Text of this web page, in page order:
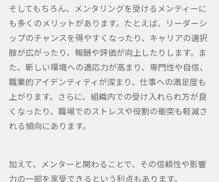
そしてもちろん、メンタリングを受けるメンティーに
も多くのメリットがあります。たとえば、リーダーシ
ップのチャンスを得やすくなったり、キャリアの選択
肢が広がったり、報酬や評価が向上したりします。ま
た、新しい環境への適応力が高まり、専門性や自信、
職業的アイデンティティが深まり、仕事への満足度も
上がります。さらに、組織内での受け入れられ方が良
くなったり、職場でのストレスや役割の衝突も軽減さ
れる傾向にあります。
加えて、メンターと関わることで、その信頼性や影響
力の一部を享受できるという利点もあります。